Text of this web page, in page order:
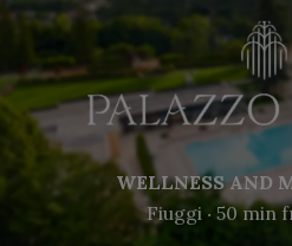
WELLNESS AND
Fiuggi ‧ 50 min